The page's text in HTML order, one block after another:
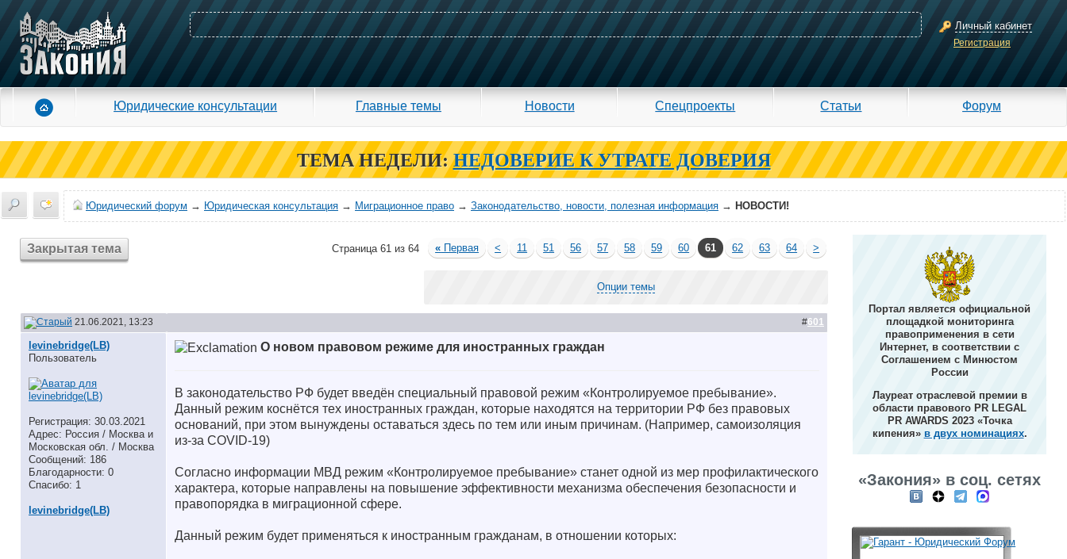
Личный кабинет
Регистрация
Юридические консультации Главные темы Новости Спецпроекты Статьи Форум
ТЕМА НЕДЕЛИ: НЕДОВЕРИЕ К УТРАТЕ ДОВЕРИЯ
Юридический форум → Юридическая консультация → Миграционное право → Законодательство, новости, полезная информация → НОВОСТИ!
Закрытая тема Страница 61 из 64 « Первая < 11 51 56 57 58 59 60 61 62 63 64 >
Опции темы
21.06.2021, 13:23 #601
levinebridge(LB)
Пользователь
Регистрация: 30.03.2021
Адрес: Россия / Москва и
Московская обл. / Москва
Сообщений: 186
Благодарности: 0
Спасибо: 1
levinebridge(LB)
О новом правовом режиме для иностранных граждан
В законодательство РФ будет введён специальный правовой режим «Контролируемое пребывание».
Данный режим коснётся тех иностранных граждан, которые находятся на территории РФ без правовых
оснований, при этом вынуждены оставаться здесь по тем или иным причинам. (Например, самоизоляция
из-за COVID-19)
Согласно информации МВД режим «Контролируемое пребывание» станет одной из мер профилактического
характера, которые направлены на повышение эффективности механизма обеспечения безопасности и
правопорядка в миграционной сфере.
Данный режим будет применяться к иностранным гражданам, в отношении которых:
Портал является официальной
площадкой мониторинга
правоприменения в сети
Интернет, в соответствии с
Соглашением с Минюстом
России
Лауреат отраслевой премии в
области правового PR LEGAL
PR AWARDS 2023 «Точка
кипения» в двух номинациях.
«Закония» в соц. сетях